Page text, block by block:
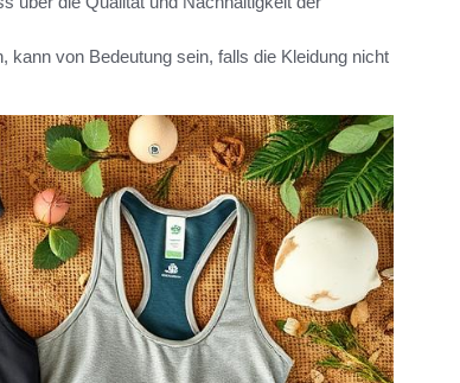
von Bedeutung sein, falls die Kleidung nicht